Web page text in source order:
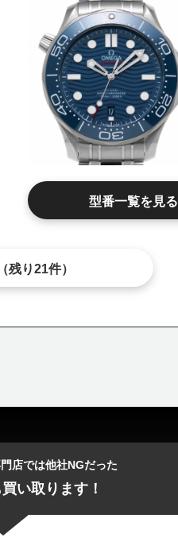
型番一覧を見る
残り21件）
店では他社NGだった
い取ります！